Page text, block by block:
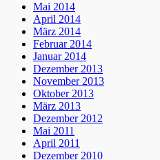
Mai 2014
April 2014
März 2014
Februar 2014
Januar 2014
Dezember 2013
November 2013
Oktober 2013
März 2013
Dezember 2012
Mai 2011
April 2011
Dezember 2010